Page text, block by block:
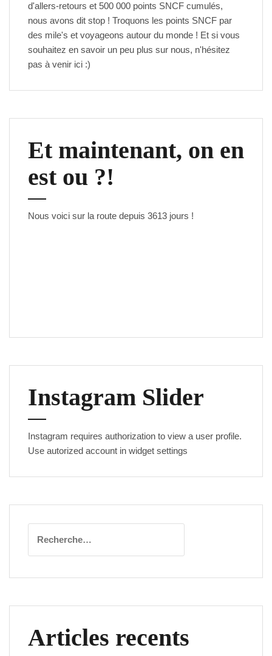
d'allers-retours et 500 000 points SNCF cumulés,
nous avons dit stop ! Troquons les points SNCF par
des mile's et voyageons autour du monde ! Et si vous
souhaitez en savoir un peu plus sur nous, n'hésitez
pas à venir ici :)
Et maintenant, on en
est ou ?!
Nous voici sur la route depuis 3613 jours !
Instagram Slider
Instagram requires authorization to view a user profile.
Use autorized account in widget settings
Articles recents